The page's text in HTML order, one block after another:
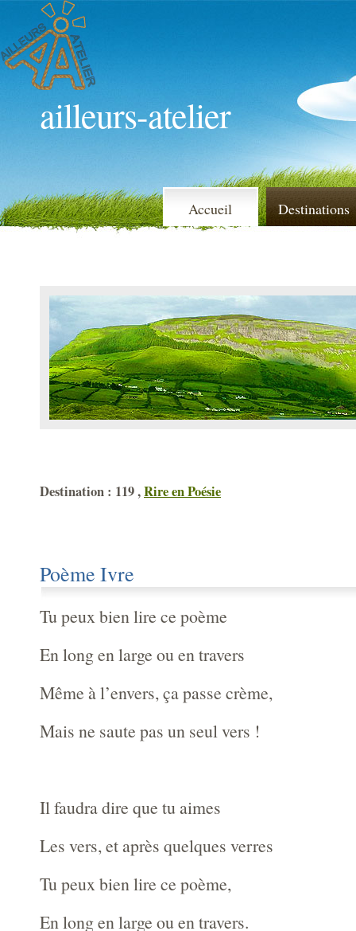
ailleurs-atelier
Accueil Destinations
Destination : 119 ,Rire en Poésie
Poème Ivre
Tu peux bien lire ce poème
En long en large ou en travers
Même à l’envers, ça passe crème,
Mais ne saute pas un seul vers !
Il faudra dire que tu aimes
Les vers, et après quelques verres
Tu peux bien lire ce poème,
En long en large ou en travers.